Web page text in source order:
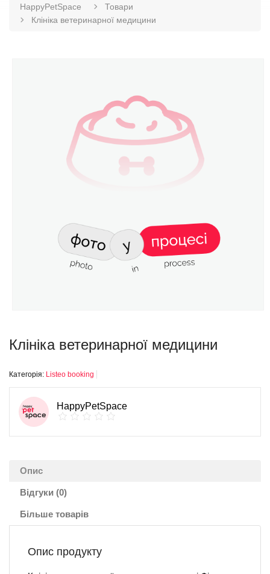
HappyPetSpace
Товари
Клініка ветеринарної медицини
Клініка ветеринарної медицини
Категорія: Listeo booking
HappyPetSpace
Опис
Відгуки (0)
Більше товарів
Опис продукту